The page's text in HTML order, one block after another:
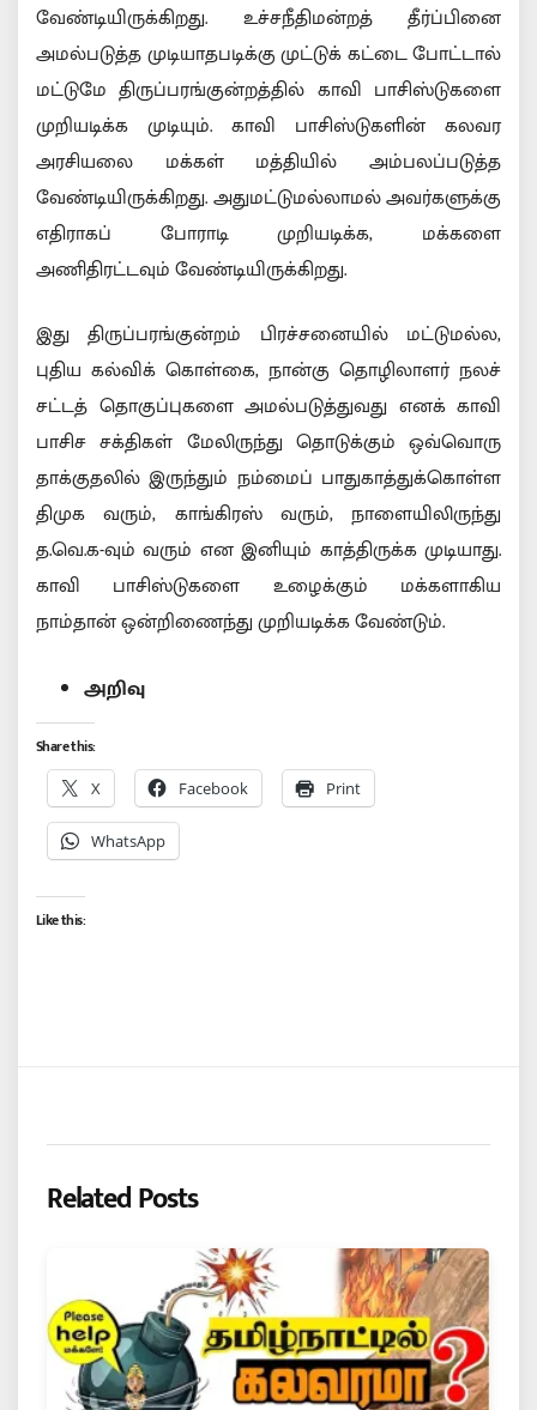
வேண்டியிருக்கிறது. உச்சநீதிமன்றத் தீர்ப்பினை
அமல்படுத்த முடியாதபடிக்கு முட்டுக் கட்டை போட்டால்
மட்டுமே திருப்பரங்குன்றத்தில் காவி பாசிஸ்டுகளை
முறியடிக்க முடியும். காவி பாசிஸ்டுகளின் கலவர
அரசியலை மக்கள் மத்தியில் அம்பலப்படுத்த
வேண்டியிருக்கிறது. அதுமட்டுமல்லாமல் அவர்களுக்கு
எதிராகப் போராடி முறியடிக்க, மக்களை
அணிதிரட்டவும் வேண்டியிருக்கிறது.
இது திருப்பரங்குன்றம் பிரச்சனையில் மட்டுமல்ல,
புதிய கல்விக் கொள்கை, நான்கு தொழிலாளர் நலச்
சட்டத் தொகுப்புகளை அமல்படுத்துவது எனக் காவி
பாசிச சக்திகள் மேலிருந்து தொடுக்கும் ஒவ்வொரு
தாக்குதலில் இருந்தும் நம்மைப் பாதுகாத்துக்கொள்ள
திமுக வரும், காங்கிரஸ் வரும், நாளையிலிருந்து
த.வெ.க-வும் வரும் என இனியும் காத்திருக்க முடியாது.
காவி பாசிஸ்டுகளை உழைக்கும் மக்களாகிய
நாம்தான் ஒன்றிணைந்து முறியடிக்க வேண்டும்.
அறிவு
Share this:
X Facebook Print
WhatsApp
Like this:
Related Posts